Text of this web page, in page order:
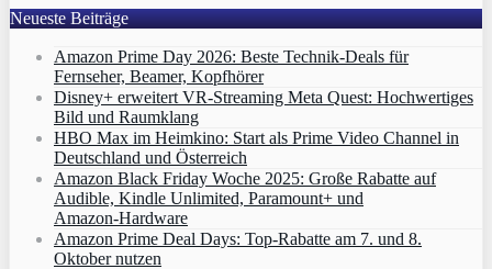
Neueste Beiträge
Amazon Prime Day 2026: Beste Technik-Deals für
Fernseher, Beamer, Kopfhörer
Disney+ erweitert VR‑Streaming Meta Quest: Hochwertiges
Bild und Raumklang
HBO Max im Heimkino: Start als Prime Video Channel in
Deutschland und Österreich
Amazon Black Friday Woche 2025: Große Rabatte auf
Audible, Kindle Unlimited, Paramount+ und
Amazon‑Hardware
Amazon Prime Deal Days: Top-Rabatte am 7. und 8.
Oktober nutzen